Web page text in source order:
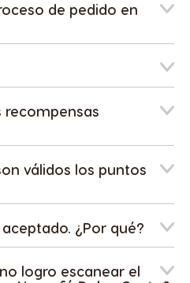
de pedido en
recompensas
válidos los puntos
¿Por qué?
logro escanear el